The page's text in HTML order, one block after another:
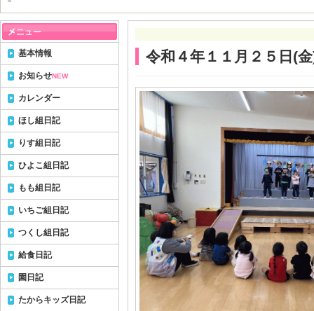
令和４年１１月２５日(
基本情報
お知らせNEW
カレンダー
ほし組日記
りす組日記
ひよこ組日記
もも組日記
いちご組日記
つくし組日記
給食日記
園日記
たからキッズ日記